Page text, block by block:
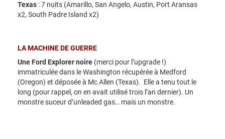
Texas : 7 nuits (Amarillo, San Angelo, Austin, Port Aransas
x2, South Padre Island x2)
LA MACHINE DE GUERRE
Une Ford Explorer noire (merci pour l’upgrade !)
immatriculée dans le Washington récupérée à Medford
(Oregon) et déposée à Mc Allen (Texas). Elle a tenu tout le
long (pour rappel, on en avait utilisé trois l’an dernier). Un
monstre suceur d’unleaded gas… mais un monstre.